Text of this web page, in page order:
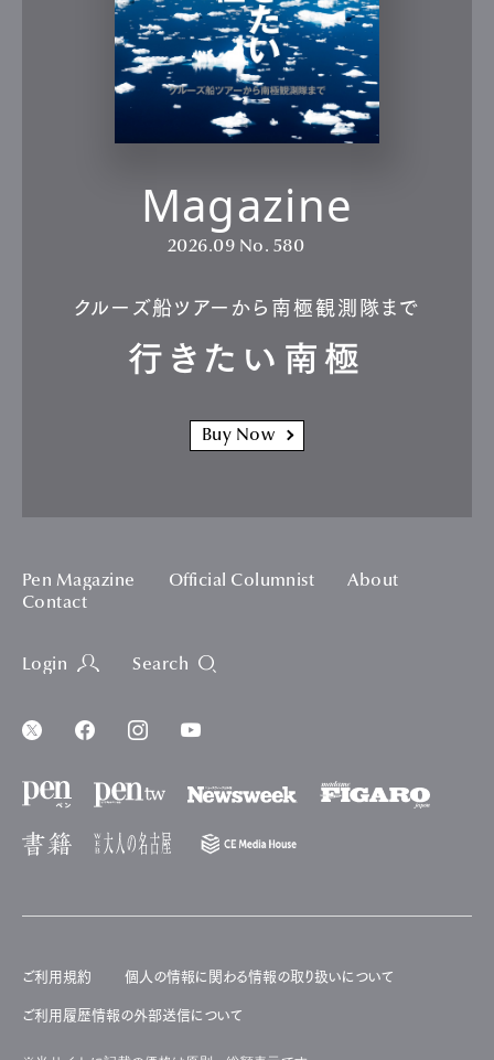
Magazine
2026.09 No. 580
クルーズ船ツアーから南極観測隊まで
行きたい南極
Buy Now
Pen Magazine Official Columnist
About
Contact
Login Search
ご利用規約 個人の情報に関わる情報の取り扱いについて
ご利用履歴情報の外部送信について